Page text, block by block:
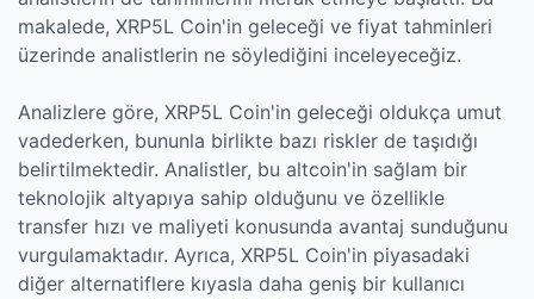
makalede, XRP5L Coin'in geleceği ve fiyat tahminleri
üzerinde analistlerin ne söylediğini inceleyeceğiz.
Analizlere göre, XRP5L Coin'in geleceği oldukça umut
vadederken, bununla birlikte bazı riskler de taşıdığı
belirtilmektedir. Analistler, bu altcoin'in sağlam bir
teknolojik altyapıya sahip olduğunu ve özellikle
transfer hızı ve maliyeti konusunda avantaj sunduğunu
vurgulamaktadır. Ayrıca, XRP5L Coin'in piyasadaki
diğer alternatiflere kıyasla daha geniş bir kullanıcı